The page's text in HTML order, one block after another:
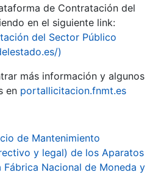
de Contratación del
en el siguiente link:
del Sector Público
)
más información y algunos
en portallicitacion.fnmt.es
de Mantenimiento
y legal) de los Aparatos
Fábrica Nacional de Moneda y